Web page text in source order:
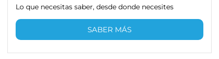
Lo que necesitas saber, desde donde necesites
SABER MÁS